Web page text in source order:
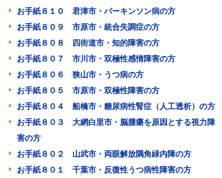
お手紙８１０ 君津市・パーキンソン病の方
お手紙８０９ 市原市・統合失調症の方
お手紙８０８ 四街道市・知的障害の方
お手紙８０７ 市川市・双極性感情障害の方
お手紙８０６ 狭山市・うつ病の方
お手紙８０５ 市原市・双極性障害の方
お手紙８０４ 船橋市・糖尿病性腎症（人工透析）の方
お手紙８０３ 大網白里市・脳腫瘍を原因とする視力障
害の方
お手紙８０２ 山武市・両眼解放隅角緑内障の方
お手紙８０１ 千葉市・反復性うつ病性障害の方